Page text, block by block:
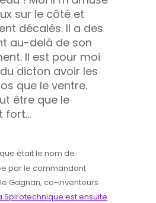
sur le côté et
décalés. Il a des
au-delà de son
Il est pour moi
dicton avoir les
que le ventre.
être que le
fort…
était le nom de
par le commandant
Gagnan, co-inventeurs
Spirotechnique est ensuite